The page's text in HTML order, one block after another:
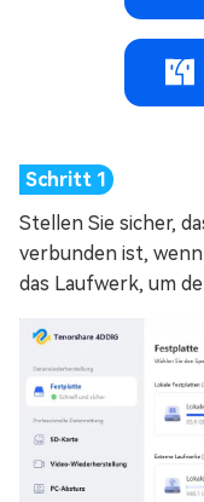
Stellen Sie sicher,
verbunden ist,
das Laufwerk, um